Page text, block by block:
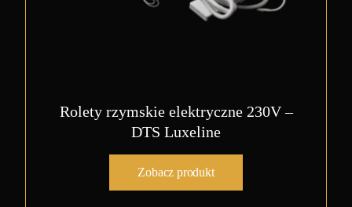
Rolety rzymskie elektryczne 230V –
DTS Luxeline
Zobacz produkt